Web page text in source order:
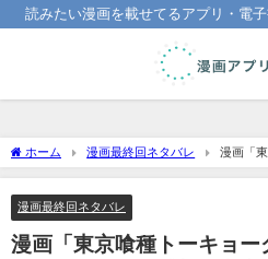
読みたい漫画を載せてるアプリ・電
ホーム 漫画最終回ネタバレ
漫画「
最終回ネタバレと感想・考察
漫画最終回ネタバレ
漫画「東京喰種トーキョ